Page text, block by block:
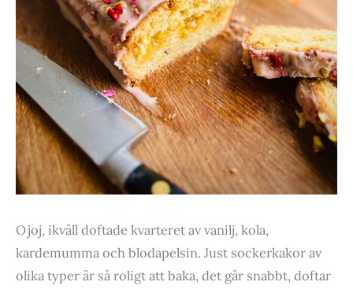
Ojoj, ikväll doftade kvarteret av vanilj, kola,
kardemumma och blodapelsin. Just sockerkakor av
olika typer är så roligt att baka, det går snabbt, doftar